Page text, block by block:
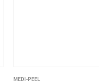
MEDI-PEEL